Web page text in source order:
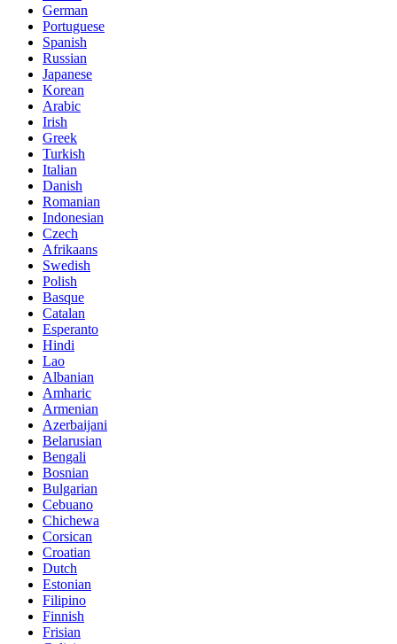
German
Portuguese
Spanish
Russian
Japanese
Korean
Arabic
Irish
Greek
Turkish
Italian
Danish
Romanian
Indonesian
Czech
Afrikaans
Swedish
Polish
Basque
Catalan
Esperanto
Hindi
Lao
Albanian
Amharic
Armenian
Azerbaijani
Belarusian
Bengali
Bosnian
Bulgarian
Cebuano
Chichewa
Corsican
Croatian
Dutch
Estonian
Filipino
Finnish
Frisian